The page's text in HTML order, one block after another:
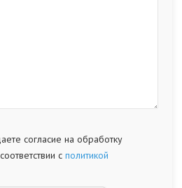
согласие на обработку
с политикой